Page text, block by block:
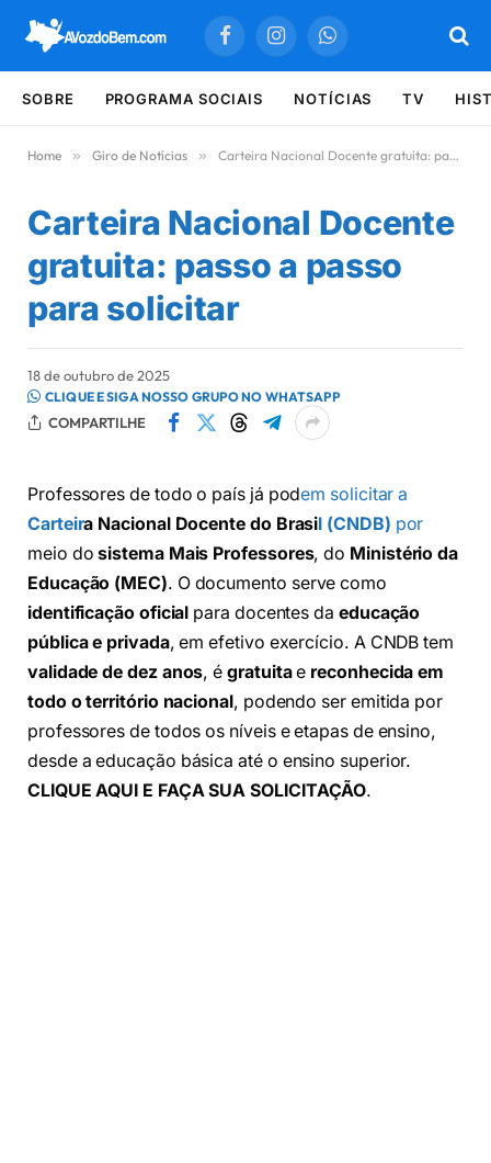
FacebookInstagramWhatsApp
SOBRE PROGRAMA SOCIAIS NOTÍCIAS TV
Home » Giro de Notícias » Carteira Nacional Docente gratuita: passo a passo para solicitar
Carteira Nacional Docente
gratuita: passo a passo
para solicitar
18 de outubro de 2025
CLIQUE E SIGA NOSSO GRUPO NO WHATSAPP
COMPARTILHE
Professores de todo o país já podem solicitar a
Carteira Nacional Docente do Brasil (CNDB) por
meio dosistema Mais Professores, do Ministério da
Educação (MEC). O documento serve como
identificação oficial para docentes da educação
pública e privada, em efetivo exercício. A CNDB tem
validade de dez anos, égratuitae reconhecida em
todo o território nacional, podendo ser emitida por
professores de todos os níveis e etapas de ensino,
desde a educação básica até o ensino superior.
CLIQUE AQUI E FAÇA SUA SOLICITAÇÃO.